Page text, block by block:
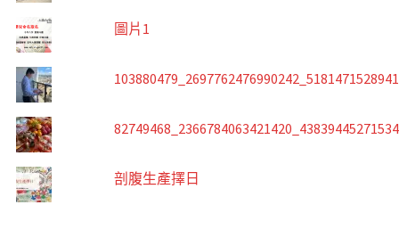
圖片1
剖腹生產擇日